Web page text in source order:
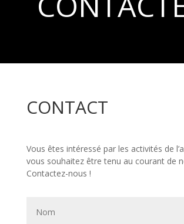
CONTACT
Vous êtes intéressé par les activités de
vous souhaitez être tenu au courant de
Contactez-nous !